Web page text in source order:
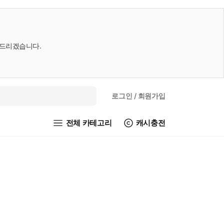
리겠습니다.
로그인 / 회원가입
전체 카테고리 캐시충전